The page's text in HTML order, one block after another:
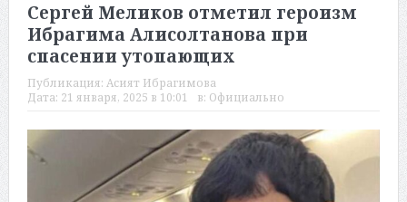
Сергей Меликов отметил героизм
Ибрагима Алисолтанова при
спасении утопающих
Публикация: Асият Ибрагимова
Дата: 21 января, 2025 в 10:01 в: Официально